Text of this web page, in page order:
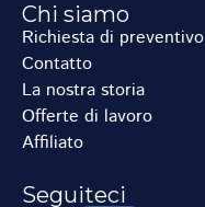
Chi siamo
Richiesta di preventivo
Contatto
La nostra storia
Offerte di lavoro
Affiliato
Seguiteci